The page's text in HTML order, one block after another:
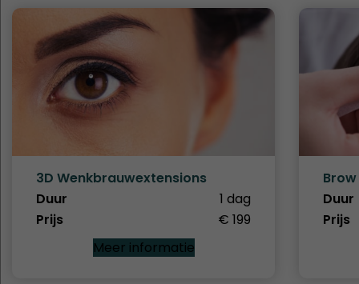
3D Wenkbrauwextensions
Duur
1 dag
Prijs
€ 199
Meer informatie
Duur
Prijs